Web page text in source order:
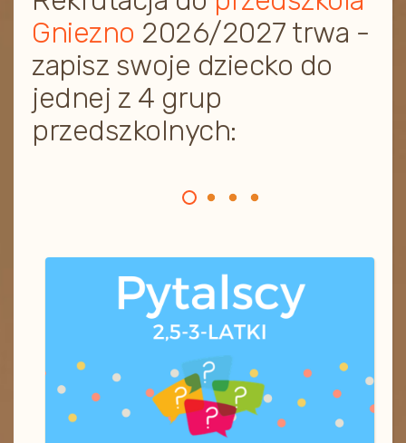
Gniezno 2026/2027 trwa -
zapisz swoje dziecko do
jednej z 4 grup
przedszkolnych: